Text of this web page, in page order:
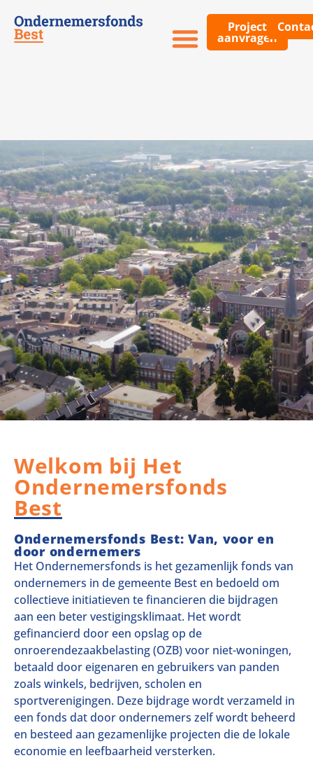
Project
aanvragen
Welkom bij Het
Ondernemersfonds
Best
Ondernemersfonds Best: Van, voor en
door ondernemers
Het Ondernemersfonds is het gezamenlijk fonds van
ondernemers in de gemeente Best en bedoeld om
collectieve initiatieven te financieren die bijdragen
aan een beter vestigingsklimaat. Het wordt
gefinancierd door een opslag op de
onroerendezaakbelasting (OZB) voor niet-woningen,
betaald door eigenaren en gebruikers van panden
zoals winkels, bedrijven, scholen en
sportverenigingen. Deze bijdrage wordt verzameld in
een fonds dat door ondernemers zelf wordt beheerd
en besteed aan gezamenlijke projecten die de lokale
economie en leefbaarheid versterken.